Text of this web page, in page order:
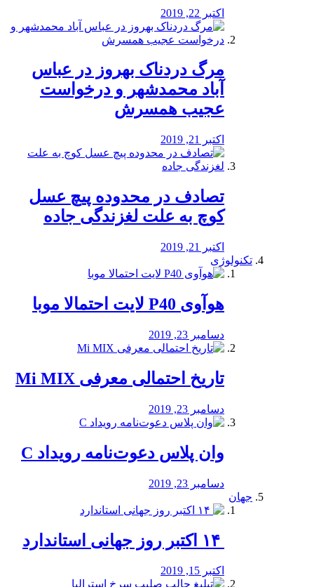
اکتبر 22, 2019
مرگ دردناک بهروز در عباس
آباد محمدشهر و درخواست
عجیب همسرش
اکتبر 21, 2019
تصادف در محدوده پیچ عسل
کوچ به علت لغزندگی جاده
اکتبر 21, 2019
تکنولوژی
هوآوی P40 لایت احتمالا موبا
دسامبر 23, 2019
تاریخ احتمالی معرفی Mi MIX
دسامبر 23, 2019
وان پلاس دعوت‌نامه رویداد C
دسامبر 23, 2019
جهان
اکتبر 15, 2019